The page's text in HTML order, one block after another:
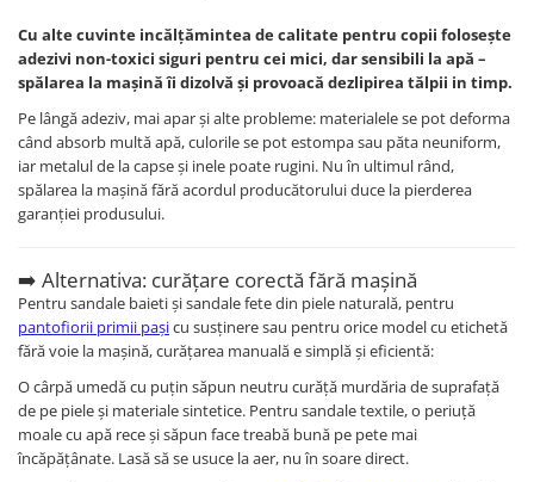
Cu alte cuvinte incălțămintea de calitate pentru copii folosește
adezivi non-toxici siguri pentru cei mici, dar sensibili la apă –
spălarea la mașină îi dizolvă și provoacă dezlipirea tălpii in timp.
Pe lângă adeziv, mai apar și alte probleme: materialele se pot deforma
când absorb multă apă, culorile se pot estompa sau păta neuniform,
iar metalul de la capse și inele poate rugini. Nu în ultimul rând,
spălarea la mașină fără acordul producătorului duce la pierderea
garanției produsului.
➡️ Alternativa: curățare corectă fără mașină
Pentru sandale baieti și sandale fete din piele naturală, pentru
pantofiorii primii pașicu susținere sau pentru orice model cu etichetă
fără voie la mașină, curățarea manuală e simplă și eficientă:
O cârpă umedă cu puțin săpun neutru curăță murdăria de suprafață
de pe piele și materiale sintetice. Pentru sandale textile, o periuță
moale cu apă rece și săpun face treabă bună pe pete mai
încăpățânate. Lasă să se usuce la aer, nu în soare direct.